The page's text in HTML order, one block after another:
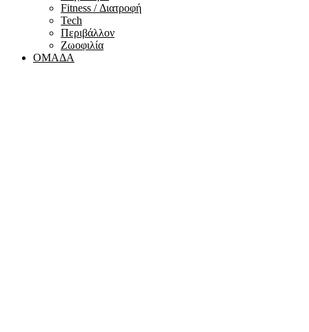
Fitness / Διατροφή
Tech
Περιβάλλον
Ζωοφιλία
ΟΜΑΔΑ